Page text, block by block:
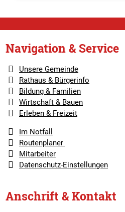
Navigation & Service
Unsere Gemeinde
Rathaus & Bürgerinfo
Bildung & Familien
Wirtschaft & Bauen
Erleben & Freizeit
Im Notfall
Routenplaner
Mitarbeiter
Datenschutz-Einstellungen
Anschrift & Kontakt